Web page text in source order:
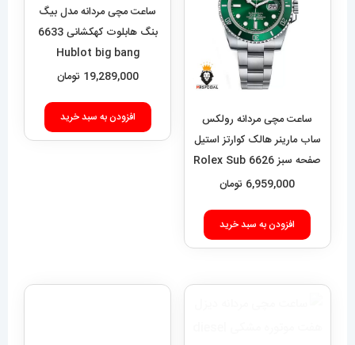
ساعت مچی مردانه رولکس
ساب مارینر هالک کوارتز استیل
صفحه سبز 6626 Rolex Sub
mariner hulk
6,959,000 تومان
افزودن به سبد خرید
ساعت مچی مردانه مدل بیگ
بنگ هابلوت کهکشانی 6633
Hublot big bang
19,289,000 تومان
افزودن به سبد خرید